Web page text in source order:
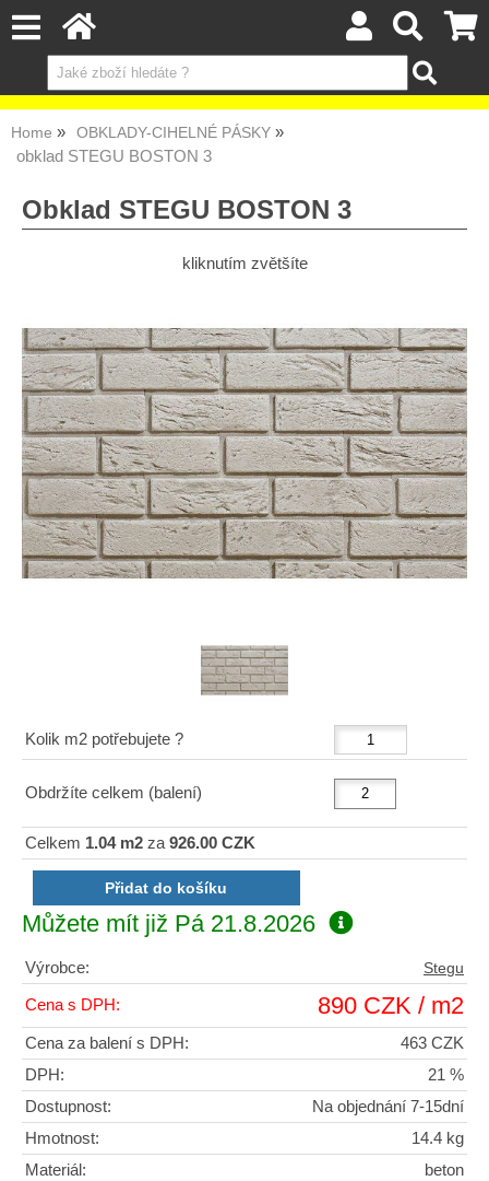
Home OBKLADY-CIHELNÉ PÁSKY
obklad STEGU BOSTON 3
Obklad STEGU BOSTON 3
kliknutím zvětšíte
Kolik m2 potřebujete ?
Obdržíte celkem (balení)
Celkem 1.04 m2 za926.00 CZK
Můžete mít již Pá 21.8.2026
Výrobce: Stegu
Cena s DPH: 890 CZK / m2
Cena za balení s DPH:
463 CZK
DPH:
21 %
Dostupnost:
Na objednání 7-15dní
Hmotnost:
14.4 kg
Materiál:
beton